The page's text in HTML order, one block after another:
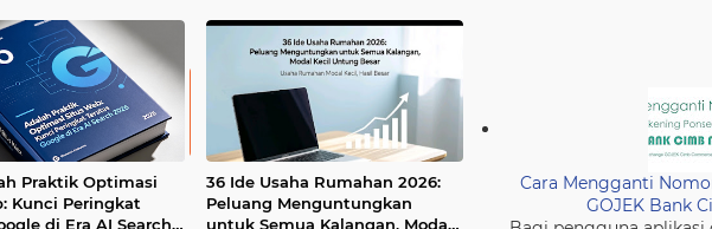
Praktik Optimasi
Kunci Peringkat
di Era AI Search
36 Ide Usaha Rumahan 2026:
Peluang Menguntungkan
untuk Semua Kalangan, Modal
More
News
Cara Mengganti
GOJEK Bank